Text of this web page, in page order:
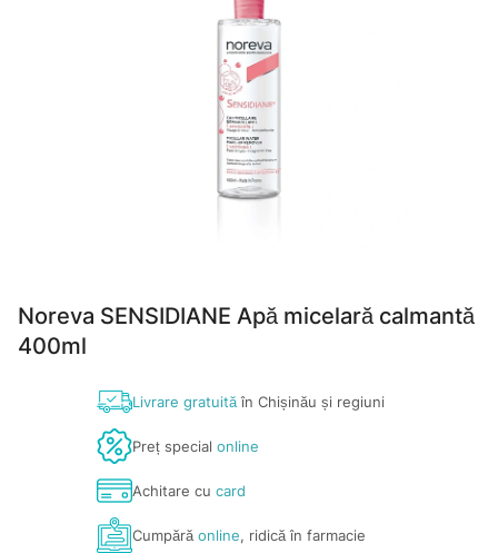
Noreva SENSIDIANE Apă micelară calmantă
400ml
Livrare gratuităîn Chișinău și regiuni
Preț special online
Achitare cu card
Cumpărăonline, ridică în farmacie